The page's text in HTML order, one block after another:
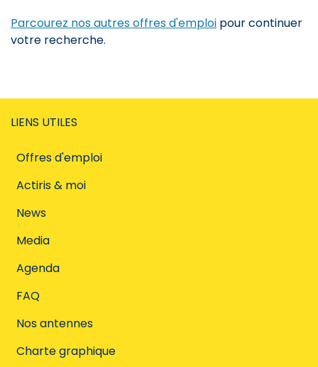
Parcourez nos autres offres d'emploi pour continuer
votre recherche.
LIENS UTILES
Offres d'emploi
Actiris & moi
News
Media
Agenda
FAQ
Nos antennes
Charte graphique